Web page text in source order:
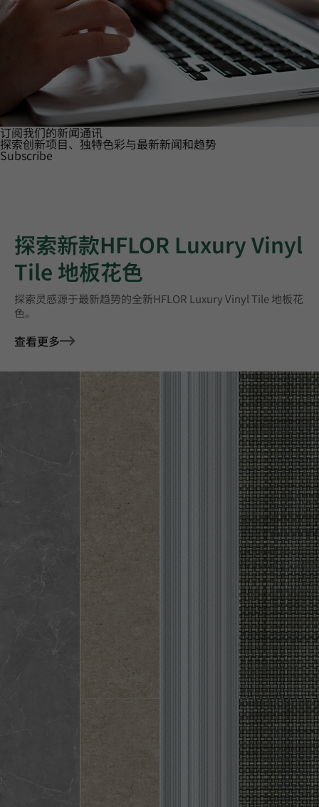
订阅我们的新闻通讯
探索创新项目、独特色彩与最新新闻和趋势
Subscribe
探索新款HFLOR Luxury Vinyl
Tile 地板花色
探索灵感源于最新趋势的全新HFLOR Luxury Vinyl Tile 地板花
色。
查看更多